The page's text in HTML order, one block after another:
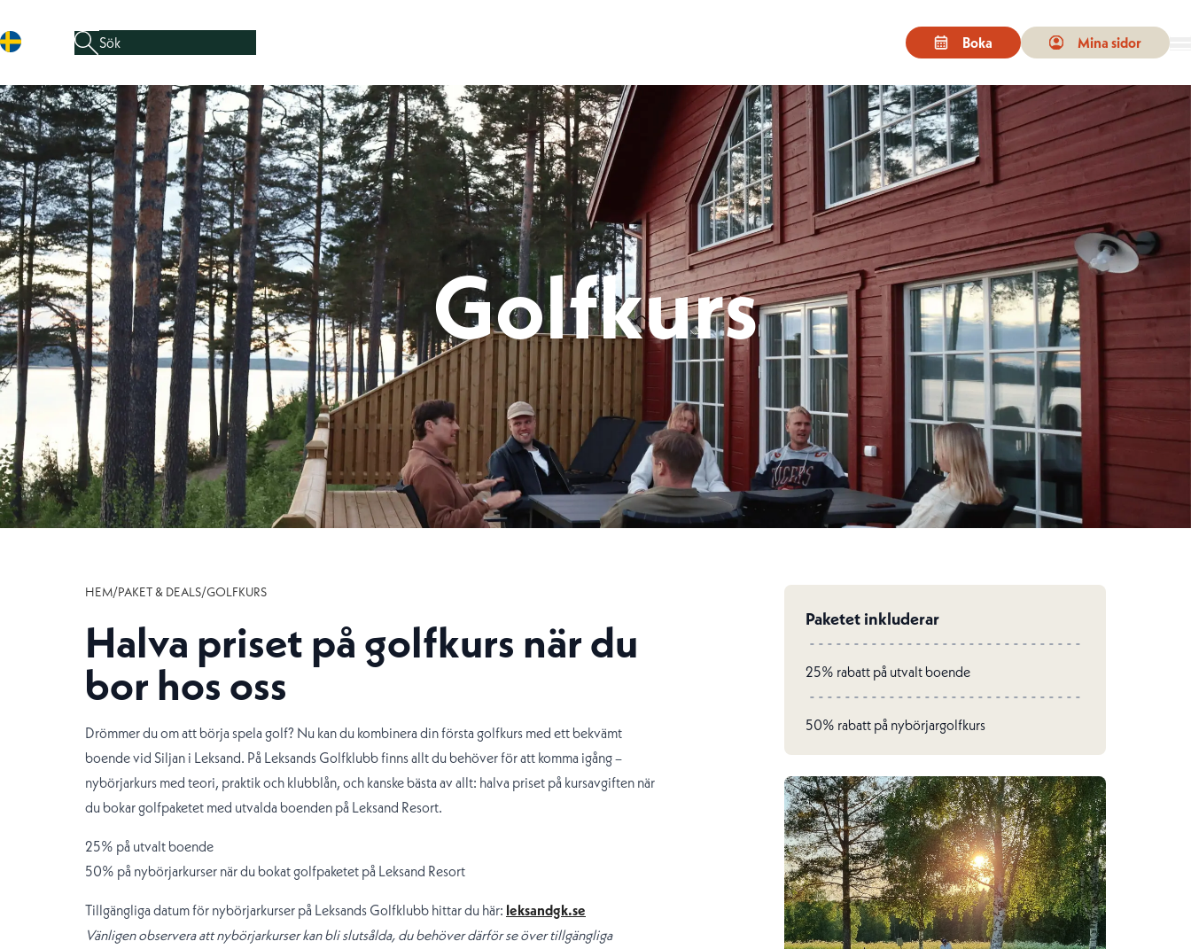
Hoppa till innehåll
Sök efter:
Boka Mina sidor
Golfkurs
HEM/PAKET & DEALS/GOLFKURS
Halva priset på golfkurs när du
bor hos oss
Drömmer du om att börja spela golf? Nu kan du kombinera din första golfkurs med ett bekvämt
boende vid Siljan i Leksand. På Leksands Golfklubb finns allt du behöver för att komma igång –
nybörjarkurs med teori, praktik och klubblån, och kanske bästa av allt: halva priset på kursavgiften när
du bokar golfpaketet med utvalda boenden på Leksand Resort.
25% på utvalt boende
50% på nybörjarkurser när du bokat golfpaketet på Leksand Resort
Tillgängliga datum för nybörjarkurser på Leksands Golfklubb hittar du här: leksandgk.se
Vänligen observera att nybörjarkurser kan bli slutsålda, du behöver därför se över tillgängliga
Paketet inkluderar
25% rabatt på utvalt boende
50% rabatt på nybörjargolfkurs